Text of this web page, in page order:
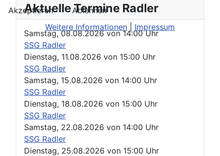
Aktuelle Termine Radler
Samstag, 08.08.2026von14:00 Uhr
SSG Radler
Dienstag, 11.08.2026 von 15:00 Uhr
SSG Radler
Samstag, 15.08.2026 von 14:00 Uhr
SSG Radler
Dienstag, 18.08.2026 von 15:00 Uhr
SSG Radler
Samstag, 22.08.2026 von 14:00 Uhr
SSG Radler
Dienstag, 25.08.2026 von 15:00 Uhr
Akzeptieren
Ablehnen
Weitere Informationen
Impressum